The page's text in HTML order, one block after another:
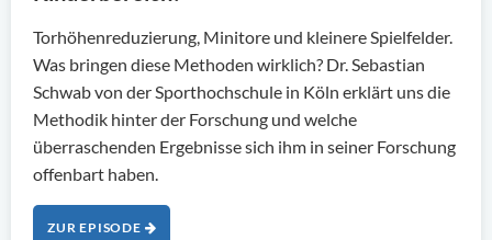
Torhöhenreduzierung, Minitore und kleinere Spielfelder.
Was bringen diese Methoden wirklich? Dr. Sebastian
Schwab von der Sporthochschule in Köln erklärt uns die
Methodik hinter der Forschung und welche
überraschenden Ergebnisse sich ihm in seiner Forschung
offenbart haben.
ZUR EPISODE